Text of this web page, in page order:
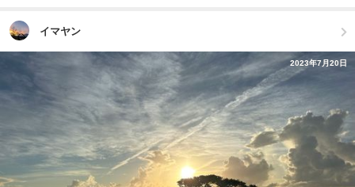
イマヤン
2023年7月20日